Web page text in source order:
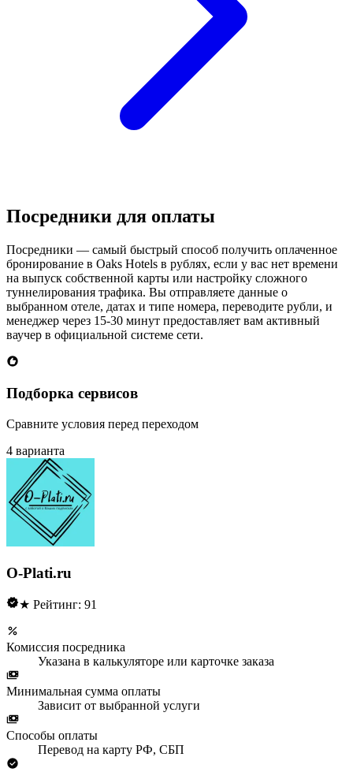
Посредники для оплаты
Посредники — самый быстрый способ получить оплаченное
бронирование в Oaks Hotels в рублях, если у вас нет времени
на выпуск собственной карты или настройку сложного
туннелирования трафика. Вы отправляете данные о
выбранном отеле, датах и типе номера, переводите рубли, и
менеджер через 15-30 минут предоставляет вам активный
ваучер в официальной системе сети.
Подборка сервисов
Сравните условия перед переходом
4 варианта
O-Plati.ru
★ Рейтинг: 91
Комиссия посредника
Указана в калькуляторе или карточке заказа
Минимальная сумма оплаты
Зависит от выбранной услуги
Способы оплаты
Перевод на карту РФ, СБП